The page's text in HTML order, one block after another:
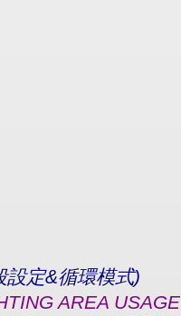
設定&循環模式)
AREA USAGE